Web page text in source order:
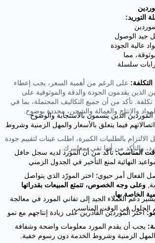
جيد الوصول
عالية الجودة
مما
سلسلة
على الرغم من أهمية السعر، يجب إعطاء
الذين يقدمون الجودة والدقة والموثوقية على
تأكد من أن جميع التكاليف المحتملة، بما في
والإنتاج والعمالة والشحن، محددة بوضوح.
الذين يتسمون بالاستجابة والوضوح
فيما يتعلق بالأسعار والمهل الزمنية وشروط
بالطلبيات الكبيرة، اطلب عينات لتقييم جودة
والتأكد من أنها تفي بمعاييرك.
المناسب:تأكد من أن المورد لديه سجل حافل
النهائية لمنع التأخير في الجدول الزمني
الفعال أمر حيوي؛ اختر المورّد الذي يتواصل
وعلى وجه الخصوص، تتمتع المبيعات بقدراتها
الخاصة بها.
دعم العملاء الجيد إلى تفاني المورد في معالجة
في الوقت المناسب.
اختر الموردين القادرين على زيادة إنتاجهم مع نمو
يجب أن يقدم المورد معلومات واضحة وشفافة
الزمنية وشروط الخدمة دون رسوم خفية.